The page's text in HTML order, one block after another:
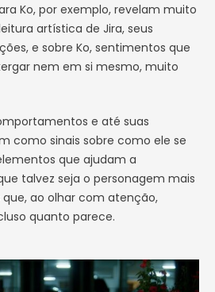
Ko, por exemplo, revelam muito
artística de Jira, seus
e sobre Ko, sentimentos que
nem em si mesmo, muito
e até suas
como sinais sobre como ele se
que ajudam a
talvez seja o personagem mais
ao olhar com atenção,
quanto parece.